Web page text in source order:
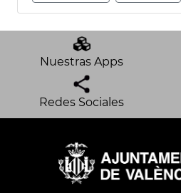
Nuestras Apps
Redes Sociales